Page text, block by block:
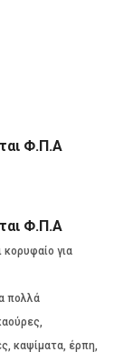
Φ.Π.Α
Φ.Π.Α
για
πολλά
καψίματα, έρπη,